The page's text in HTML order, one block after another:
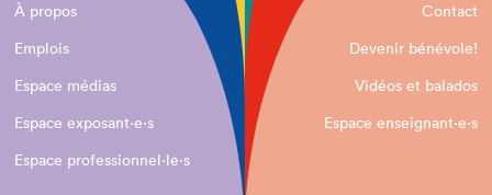
À propos
Contact
Emplois
Devenir bénévole!
Espace médias
Vidéos et balados
Espace exposant·e⋅s
Espace enseignant·e⋅s
Espace professionnel·le⋅s